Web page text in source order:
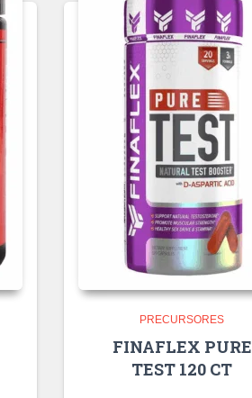
PRECURSORES
FINAFLEX PURE
TEST 120 CT